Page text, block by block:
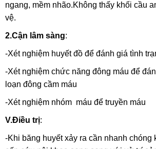
ngang, mềm nhão.Không thấy khối cầu
vệ.
2.Cận lâm sàng:
-Xét nghiệm huyết đồ để đánh giá tình
-Xét nghiệm chức năng đông máu để
loạn đông cầm máu
-Xét nghiệm nhóm máu để truyền máu
V.Điều trị:
-Khi băng huyết xảy ra cần nhanh chóng